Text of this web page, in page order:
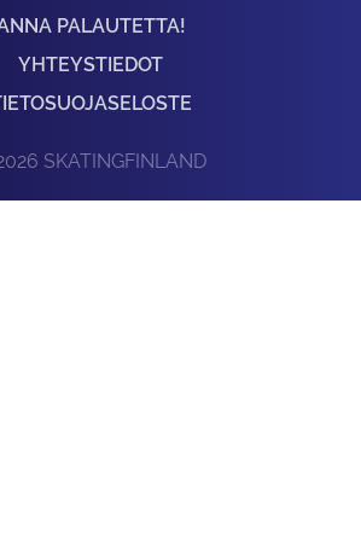
PALAUTETTA!
YHTEYSTIEDOT
SKATINGFINLAND